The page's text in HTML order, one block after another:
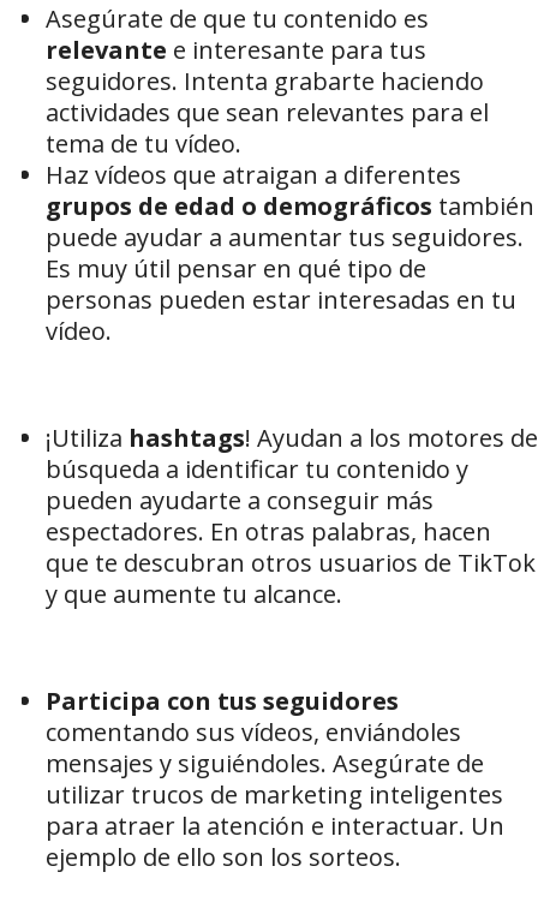
Asegúrate de que tu contenido es
relevante e interesante para tus
seguidores. Intenta grabarte haciendo
actividades que sean relevantes para el
tema de tu vídeo.
Haz vídeos que atraigan a diferentes
grupos de edad o demográficos también
puede ayudar a aumentar tus seguidores.
Es muy útil pensar en qué tipo de
personas pueden estar interesadas en tu
vídeo.
¡Utiliza hashtags! Ayudan a los motores de
búsqueda a identificar tu contenido y
pueden ayudarte a conseguir más
espectadores. En otras palabras, hacen
que te descubran otros usuarios de TikTok
y que aumente tu alcance.
Participa con tus seguidores
comentando sus vídeos, enviándoles
mensajes y siguiéndoles. Asegúrate de
utilizar trucos de marketing inteligentes
para atraer la atención e interactuar. Un
ejemplo de ello son los sorteos.